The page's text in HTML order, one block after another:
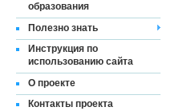
образования
Полезно знать
Инструкция по
использованию сайта
О проекте
Контакты проекта